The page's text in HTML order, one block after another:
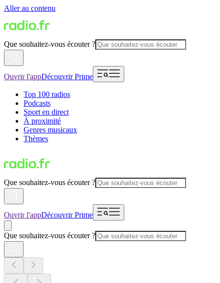
Aller au contenu
Que souhaitez-vous écouter ?
Ouvrir l'appDécouvrir Prime
Top 100 radios
Podcasts
Sport en direct
À proximité
Genres musicaux
Thèmes
Que souhaitez-vous écouter ?
Ouvrir l'appDécouvrir Prime
Que souhaitez-vous écouter ?